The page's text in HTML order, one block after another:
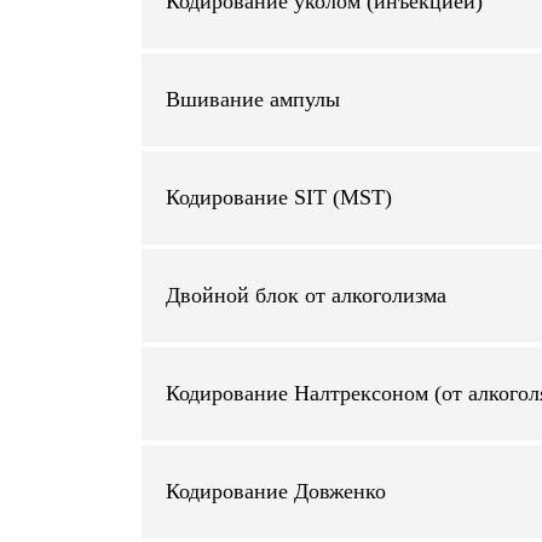
Вшивание ампулы
Кодирование SIT (MST)
Двойной блок от алкоголизма
Кодирование Налтрексоном (от
Кодирование Довженко